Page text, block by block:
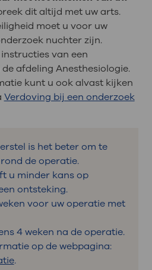
dit altijd met uw arts.
moet u voor uw
nuchter zijn.
van een
afdeling Anesthesiologie.
kunt u ook alvast kijken
Verdoving bij een onderzoek
is het beter om te
de operatie.
u minder kans op
ontsteking.
voor uw operatie met
4 weken na de operatie.
op de webpagina:
.